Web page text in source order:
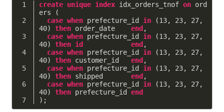
create unique index idx_orders_tnof on ord
ers (
case when prefecture_id in (13, 23, 27
40) then order_date end ,
case when prefecture_id in (13, 23, 27
40) then id end ,
case when prefecture_id in (13, 23, 27
40) then customer_id end ,
case when prefecture_id in (13, 23, 27
40) then shipped end ,
case when prefecture_id in (13, 23, 27
40) then prefecture_id end
);